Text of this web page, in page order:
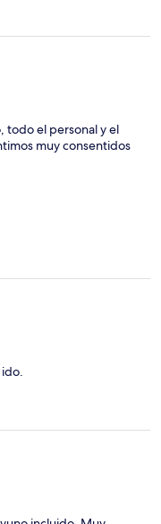
todo el personal y el
muy consentidos